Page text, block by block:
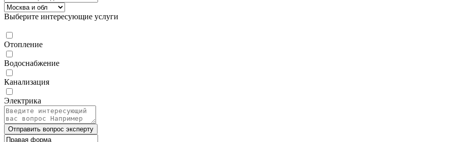
Выберите интересующие услуги
Отопление
Водоснабжение
Канализация
Электрика
Отправить вопрос эксперту